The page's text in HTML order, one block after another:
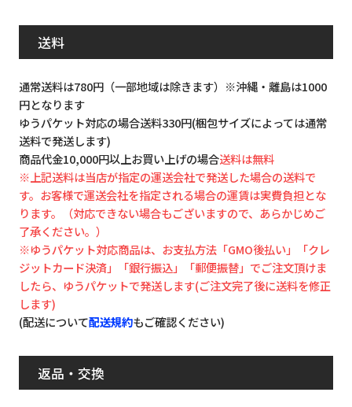
送料
通常送料は780円（一部地域は除きます）※沖縄・離島は1000
円となります
ゆうパケット対応の場合送料330円(梱包サイズによっては通常
送料で発送します)
商品代金10,000円以上お買い上げの場合送料は無料
※上記送料は当店が指定の運送会社で発送した場合の送料で
す。お客様で運送会社を指定される場合の運賃は実費負担とな
ります。（対応できない場合もございますので、あらかじめご
了承ください。）
※ゆうパケット対応商品は、お支払方法「GMO後払い」「クレ
ジットカード決済」「銀行振込」「郵便振替」でご注文頂けま
したら、ゆうパケットで発送します(ご注文完了後に送料を修正
します)
(配送について配送規約もご確認ください)
返品・交換